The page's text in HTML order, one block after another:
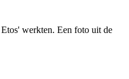
werkten. Een foto uit de